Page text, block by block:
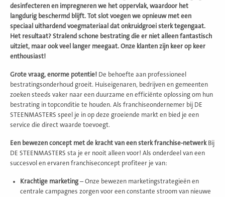
desinfecteren en impregneren we het oppervlak, waardoor het
langdurig beschermd blijft. Tot slot voegen we opnieuw met een
speciaal uithardend voegmateriaal dat onkruidgroei sterk tegengaat.
Het resultaat? Stralend schone bestrating die er niet alleen fantastisch
uitziet, maar ook veel langer meegaat. Onze klanten zijn keer op keer
enthousiast!
Grote vraag, enorme potentie! De behoefte aan professioneel
bestratingsonderhoud groeit. Huiseigenaren, bedrijven en gemeenten
zoeken steeds vaker naar een duurzame en efficiënte oplossing om hun
bestrating in topconditie te houden. Als franchiseondernemer bij DE
STEENMASTERS speel je in op deze groeiende markt en bied je een
service die direct waarde toevoegt.
Een bewezen concept met de kracht van een sterk franchise-netwerkBij
DE STEENMASTERS sta je er nooit alleen voor! Als onderdeel van een
succesvol en ervaren franchiseconcept profiteer je van:
Krachtige marketing – Onze bewezen marketingstrategieën en
centrale campagnes zorgen voor een constante stroom van nieuwe